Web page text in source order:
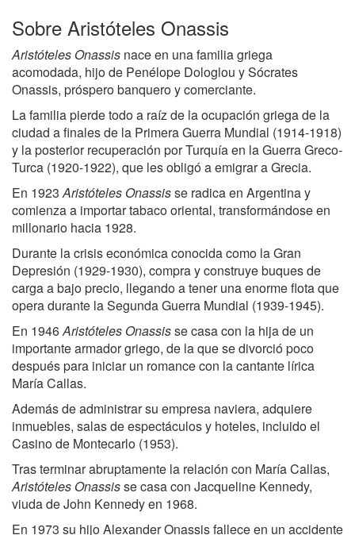
Sobre Aristóteles Onassis
Aristóteles Onassis nace en una familia griega
acomodada, hijo de Penélope Dologlou y Sócrates
Onassis, próspero banquero y comerciante.
La familia pierde todo a raíz de la ocupación griega de la
ciudad a finales de la Primera Guerra Mundial (1914-1918)
y la posterior recuperación por Turquía en la Guerra Greco-
Turca (1920-1922), que les obligó a emigrar a Grecia.
En 1923Aristóteles Onassisse radica en Argentina y
comienza a importar tabaco oriental, transformándose en
millonario hacia 1928.
Durante la crisis económica conocida como la Gran
Depresión (1929-1930), compra y construye buques de
carga a bajo precio, llegando a tener una enorme flota que
opera durante la Segunda Guerra Mundial (1939-1945).
En 1946Aristóteles Onassisse casa con la hija de un
importante armador griego, de la que se divorció poco
después para iniciar un romance con la cantante lírica
María Callas.
Además de administrar su empresa naviera, adquiere
inmuebles, salas de espectáculos y hoteles, incluido el
Casino de Montecarlo (1953).
Tras terminar abruptamente la relación con María Callas,
Aristóteles Onassisse casa con Jacqueline Kennedy,
viuda de John Kennedy en 1968.
En 1973 su hijo Alexander Onassis fallece en un accidente